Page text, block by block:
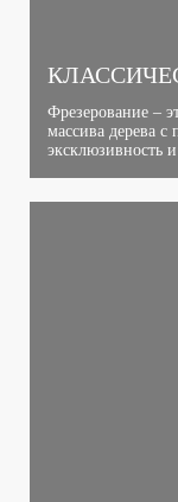
Фрезерование –
массива дерева
эксклюзивность